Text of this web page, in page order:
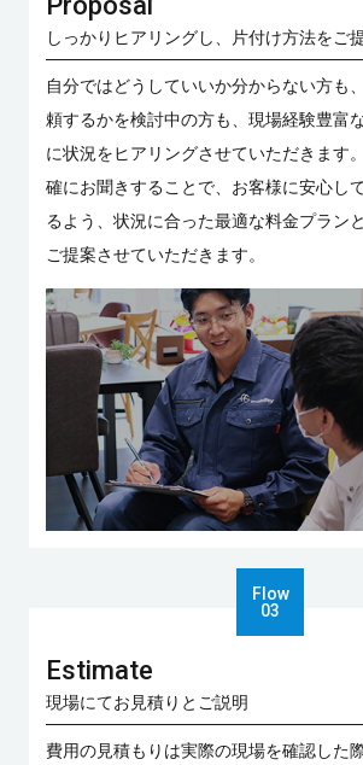
しっかりヒアリングし、片付け方法をご
自分ではどうしていいか分からない方も
頼するかを検討中の方も、現場経験豊富
に状況をヒアリングさせていただきます
確にお聞きすることで、お客様に安心し
るよう、状況に合った最適な料金プラン
ご提案させていただきます。
Estimate
現場にてお見積りとご説明
費用の見積もりは実際の現場を確認した